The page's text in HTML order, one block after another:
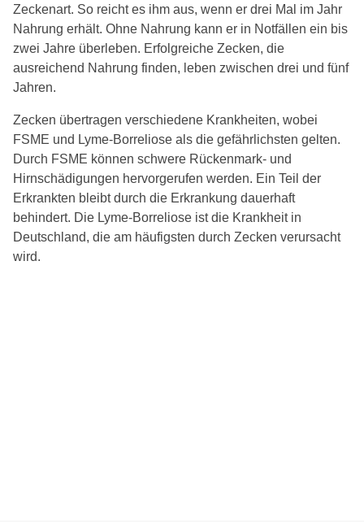
Zeckenart. So reicht es ihm aus, wenn er drei Mal im Jahr
Nahrung erhält. Ohne Nahrung kann er in Notfällen ein bis
zwei Jahre überleben. Erfolgreiche Zecken, die
ausreichend Nahrung finden, leben zwischen drei und fünf
Jahren.
Zecken übertragen verschiedene Krankheiten, wobei
FSME und Lyme-Borreliose als die gefährlichsten gelten.
Durch FSME können schwere Rückenmark- und
Hirnschädigungen hervorgerufen werden. Ein Teil der
Erkrankten bleibt durch die Erkrankung dauerhaft
behindert. Die Lyme-Borreliose ist die Krankheit in
Deutschland, die am häufigsten durch Zecken verursacht
wird.